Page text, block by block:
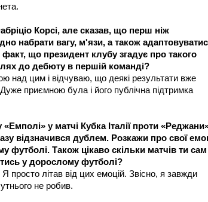
Корсі, але сказав, що перш ніж
набрати вагу, м'язи, а також
що президент клубу згадує про такого
до дебюту в першій команді?
над цим і відчуваю, що деякі результати вже
приємною була і його публічна підтримка
у матчі Кубка Італії проти
відзначився дублем. Розкажи про свої
футболі. Також цікаво скільки матчів ти сам
у дорослому футболі?
літав від цих емоцій. Звісно, я завжди
не робив.